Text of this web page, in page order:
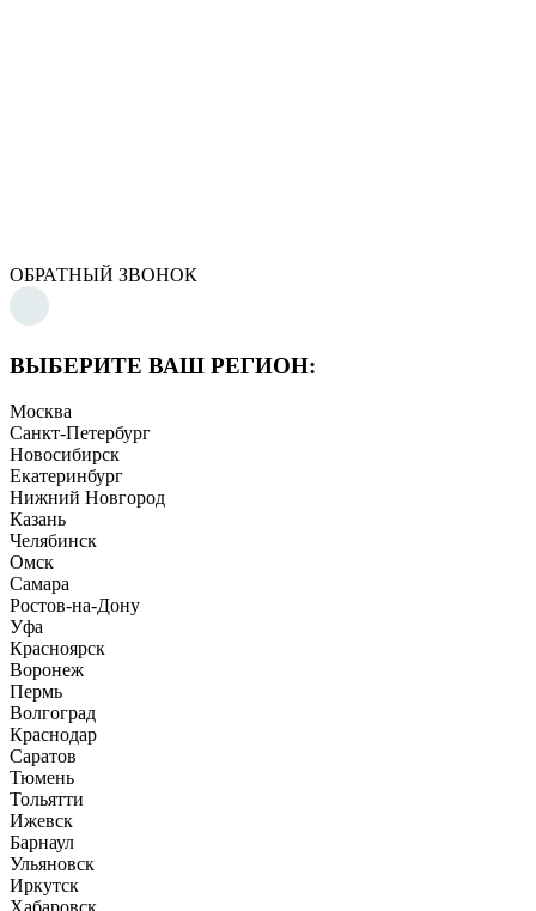
ОБРАТНЫЙ ЗВОНОК
ВЫБЕРИТЕ ВАШ РЕГИОН:
Москва
Санкт-Петербург
Новосибирск
Екатеринбург
Нижний Новгород
Казань
Челябинск
Омск
Самара
Ростов-на-Дону
Уфа
Красноярск
Воронеж
Пермь
Волгоград
Краснодар
Саратов
Тюмень
Тольятти
Ижевск
Барнаул
Ульяновск
Иркутск